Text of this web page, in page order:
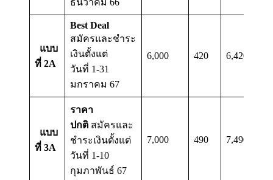
ธันวาคม 66
แบบ
ที่ 2A
Best Deal
สมัครและชำระ
เงินตั้งแต่
วันที่ 1-31
มกราคม 67
6,000 420 6,420
แบบ
ที่ 3A
ราคา
ปกติ สมัครและ
ชำระเงินตั้งแต่
วันที่ 1-10
กุมภาพันธ์ 67
7,000 490 7,490